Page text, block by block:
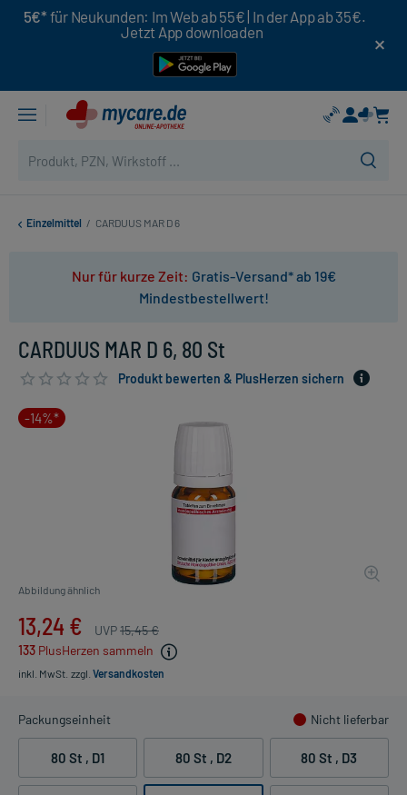
5€* für Neukunden: Im Web ab 55€ | In der App ab 35€.
Jetzt App downloaden
Einzelmittel / CARDUUS MAR D 6
Nur für kurze Zeit: Gratis-Versand* ab 19€
Mindestbestellwert!
CARDUUS MAR D 6, 80 St
Produkt bewerten & PlusHerzen sichern
-14%*
Abbildung ähnlich
13,24 € UVP15,45 €
133 PlusHerzen sammeln
inkl. MwSt. zzgl. Versandkosten
Packungseinheit Nicht lieferbar
80 St , D1 80 St , D2 80 St , D3